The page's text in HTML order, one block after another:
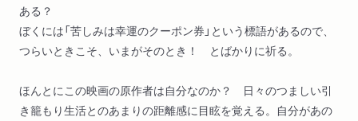
ある？
ぼくには「苦しみは幸運のクーポン券」という標語があるので、
つらいときこそ、いまがそのとき！ とばかりに祈る。
ほんとにこの映画の原作者は自分なのか？ 日々のつましい引
き籠もり生活とのあまりの距離感に目眩を覚える。自分があの